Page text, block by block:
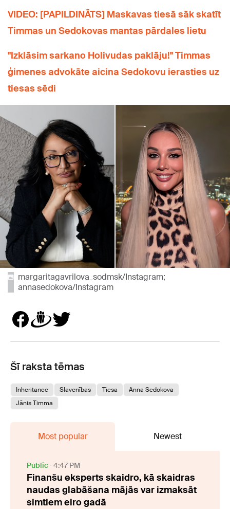
VIDEO: [PAPILDINĀTS] Maskavas tiesā sāk skatīt
Timmas un Sedokovas mantas pārdales lietu
"Izklāsim sarkano Holivudas paklāju!" Timmas
ģimenes advokāte aicina Sedokovu ierasties uz
tiesas sēdi
margaritagavrilova_sodmsk/Instagram;
annasedokova/Instagram
Šī raksta tēmas
Inheritance Slavenības Tiesa
Anna Sedokova
Jānis Timma
Most popular Newest
Public 4:47 PM
Finanšu eksperts skaidro, kā skaidras
naudas glabāšana mājās var izmaksāt
simtiem eiro gadā